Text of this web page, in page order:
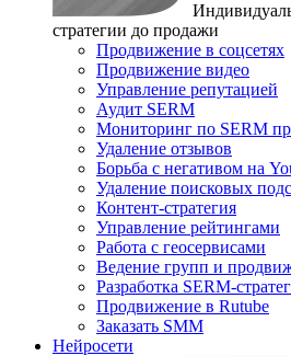
стратегии до продажи
Продвижение в соцсетях
Продвижение видео
Управление репутацией
Аудит SERM
Мониторинг по SERM
Удаление отзывов
Борьба с негативом на
Удаление поисковых
Контент-стратегия
Управление рейтингами
Работа с геосервисами
Ведение групп и
Разработка SERM-
Продвижение в Rutube
Заказать SMM
Нейросети